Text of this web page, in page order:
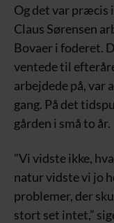
Og det var præcis
Claus Sørensen
Bovaer i foderet.
ventede til
arbejdede på, var
gang. På det
gården i små to år.
”Vi vidste ikke,
natur vidste vi jo
problemer, der
stort set intet,”